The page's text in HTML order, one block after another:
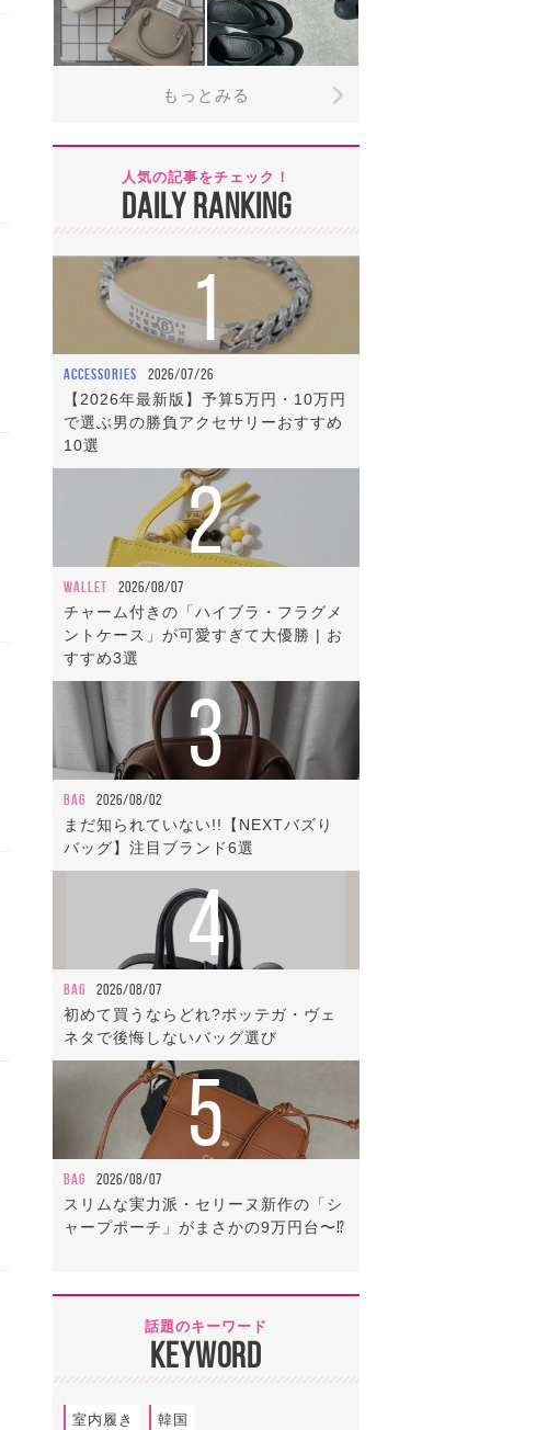
もっとみる
人気の記事をチェック！
DAILY RANKING
1
ACCESSORIES 2026/07/26
【2026年最新版】予算5万円・10万円
で選ぶ男の勝負アクセサリーおすすめ
10選
2
WALLET 2026/08/07
チャーム付きの「ハイブラ・フラグメ
ントケース」が可愛すぎて大優勝 | お
すすめ3選
3
BAG 2026/08/02
まだ知られていない!!【NEXTバズり
バッグ】注目ブランド6選
4
BAG 2026/08/07
初めて買うならどれ?ボッテガ・ヴェ
ネタで後悔しないバッグ選び
5
BAG 2026/08/07
スリムな実力派・セリーヌ新作の「シ
ャープポーチ」がまさかの9万円台〜⁉
話題のキーワード
KEYWORD
室内履き 韓国